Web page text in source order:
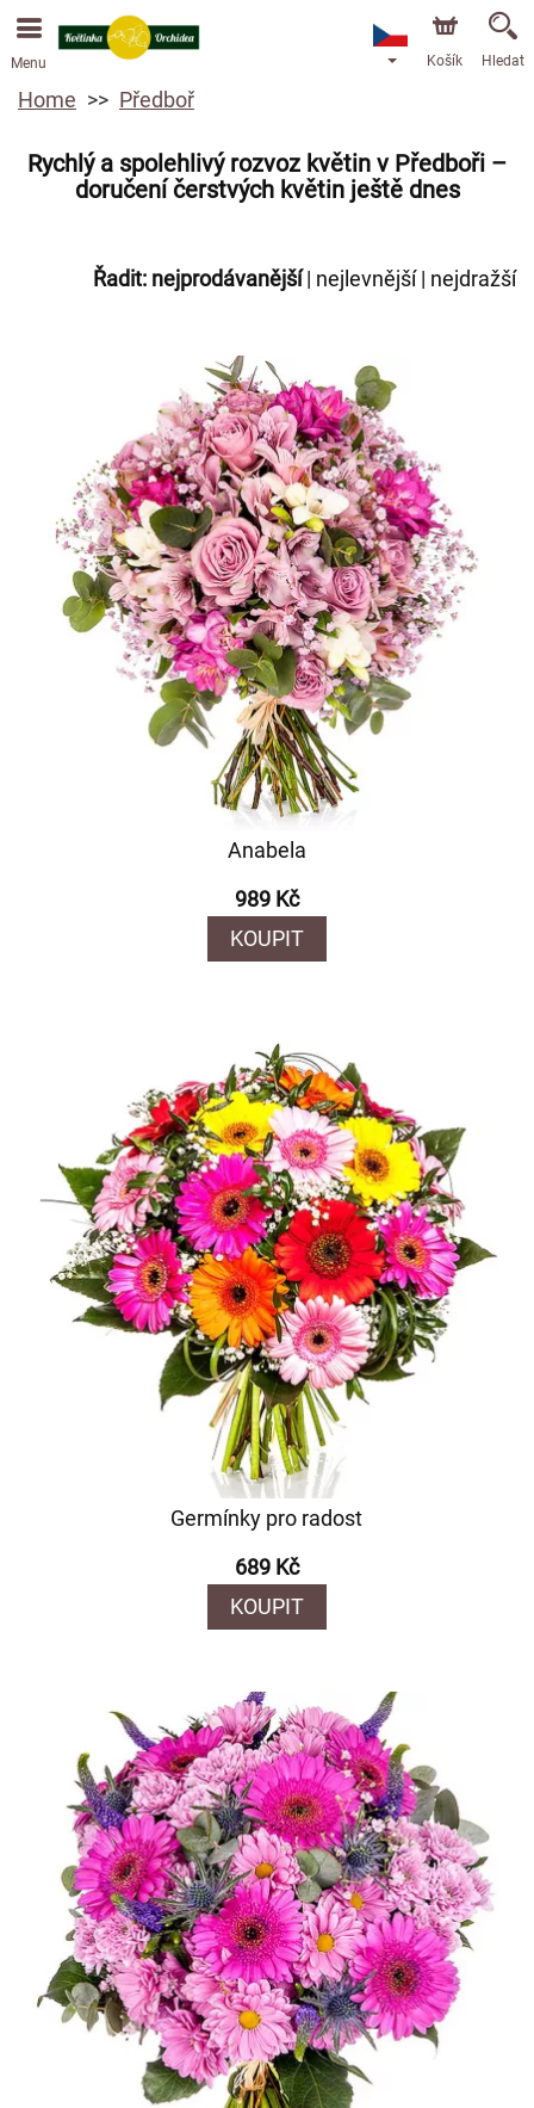
Objednávky přes e-shop přijímáme. Nejbližší možné
doručení je od 13.8.2026 z důvodu dovolené.
Menu Košík Hledat
Home Předboř
Rychlý a spolehlivý rozvoz květin v Předboři –
doručení čerstvých květin ještě dnes
Řadit: nejprodávanější| nejlevnější| nejdražší
Anabela
989 Kč
KOUPIT
Germínky pro radost
689 Kč
KOUPIT